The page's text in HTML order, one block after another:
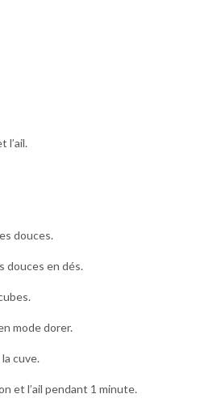
l’ail.
douces.
douces en dés.
mode dorer.
cuve.
et l’ail pendant 1 minute.